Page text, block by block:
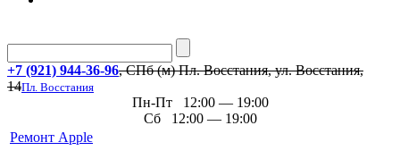
+7 (921) 944-36-96, СПб (м) Пл. Восстания, ул. Восстания,
14Пл. Восстания
Пн-Пт 12:00 — 19:00
Сб 12:00 — 19:00
Ремонт Apple